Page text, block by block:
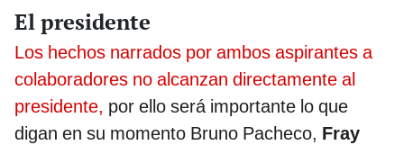
El presidente
Los hechos narrados por ambos aspirantes a
colaboradores no alcanzan directamente al
presidente, por ello será importante lo que
digan en su momento Bruno Pacheco, Fray